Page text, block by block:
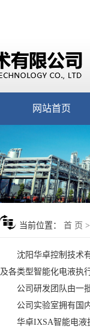
网站首页
当前位置： 首 页 >
沈阳华卓控制技术
及各类型智能化电液执
公司研发团队由一
公司实验室拥有国
华卓IXSA智能电液